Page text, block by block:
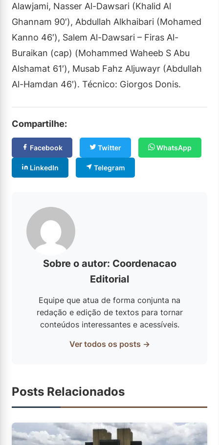
Alawjami, Nasser Al-Dawsari (Khalid Al
Ghannam 90′), Abdullah Alkhaibari (Mohamed
Kanno 46′), Salem Al-Dawsari – Firas Al-
Buraikan (cap) (Mohammed Waheeb S Abu
Alshamat 61′), Musab Fahz Aljuwayr (Abdullah
Al-Hamdan 46′). Técnico: Giorgos Donis.
Compartilhe:
Facebook Twitter WhatsApp
LinkedIn Telegram
Sobre o autor: Coordenacao
Editorial
Equipe que atua de forma conjunta na
redação e edição de textos para tornar
conteúdos interessantes e acessíveis.
Ver todos os posts →
Posts Relacionados